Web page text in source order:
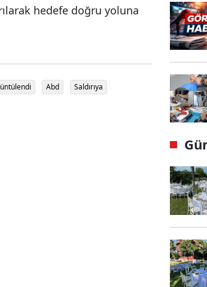
hedefe doğru yoluna
Abd Saldırıya